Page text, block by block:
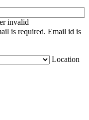
invalid
is required. Email id is
Location